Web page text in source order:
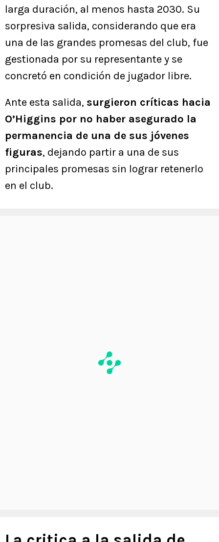
larga duración, al menos hasta 2030. Su
sorpresiva salida, considerando que era
una de las grandes promesas del club, fue
gestionada por su representante y se
concretó en condición de jugador libre.
Ante esta salida, surgieron críticas hacia
O’Higgins por no haber asegurado la
permanencia de una de sus jóvenes
figuras, dejando partir a una de sus
principales promesas sin lograr retenerlo
en el club.